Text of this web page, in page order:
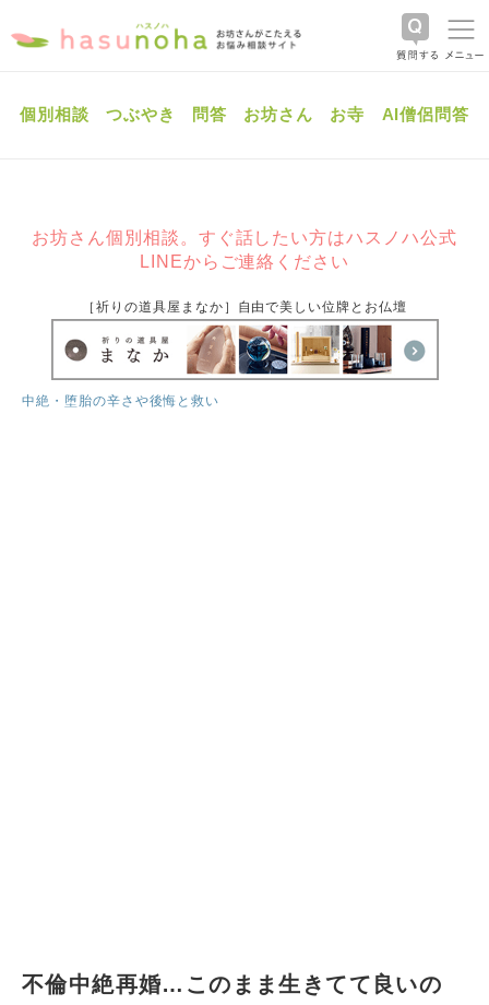
個別相談 つぶやき 問答 お坊さん お寺 AI僧侶問答
お坊さん個別相談。すぐ話したい方はハスノハ公式
LINEからご連絡ください
［祈りの道具屋まなか］自由で美しい位牌とお仏壇
中絶・堕胎の辛さや後悔と救い
不倫中絶再婚…このまま生きてて良いの